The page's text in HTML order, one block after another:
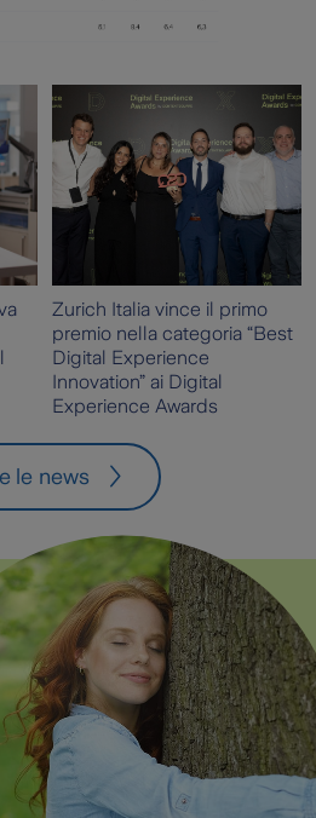
Zurich Italia vince il primo
premio nella categoria “Best
Digital Experience
Innovation” ai Digital
Experience Awards
le news